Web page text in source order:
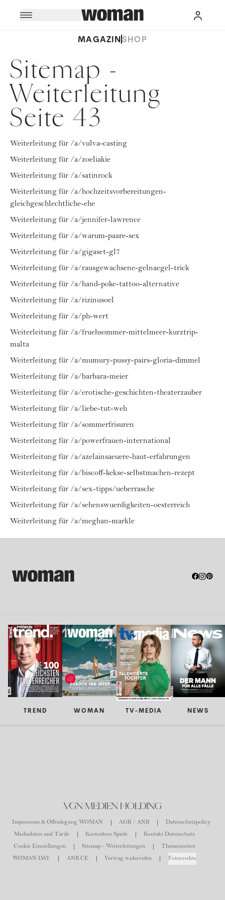
MAGAZINSHOP
Sitemap -
Weiterleitung
Seite 43
Weiterleitung für /a/vulva-casting
Weiterleitung für /a/zoeliakie
Weiterleitung für /a/satinrock
Weiterleitung für /a/hochzeitsvorbereitungen-
gleichgeschlechtliche-ehe
Weiterleitung für /a/jennifer-lawrence
Weiterleitung für /a/warum-paare-sex
Weiterleitung für /a/gigaset-gl7
Weiterleitung für /a/rausgewachsene-gelnaegel-trick
Weiterleitung für /a/hand-poke-tattoo-alternative
Weiterleitung für /a/rizinusoel
Weiterleitung für /a/ph-wert
Weiterleitung für /a/fruehsommer-mittelmeer-kurztrip-
malta
Weiterleitung für /a/mumury-pussy-pairs-gloria-dimmel
Weiterleitung für /a/barbara-meier
Weiterleitung für /a/erotische-geschichten-theaterzauber
Weiterleitung für /a/liebe-tut-weh
Weiterleitung für /a/sommerfrisuren
Weiterleitung für /a/powerfrauen-international
Weiterleitung für /a/azelainsaeuere-haut-erfahrungen
Weiterleitung für /a/biscoff-kekse-selbstmachen-rezept
Weiterleitung für /a/sex-tipps/ueberrasche
Weiterleitung für /a/sehenswuerdigkeiten-oesterreich
Weiterleitung für /a/meghan-markle
TREND WOMAN TV-MEDIA NEWS
VGN MEDIEN HOLDING
Impressum & Offenlegung WOMAN AGB / ANB
Datenschutzpolicy
Mediadaten und Tarife
Kostenlose Spiele
Kontakt Datenschutz
Cookie Einstellungen
Sitemap - Weiterleitungen
Themenseiten
WOMAN DAY
ANB CE Vertrag widerrufen Fotocredits